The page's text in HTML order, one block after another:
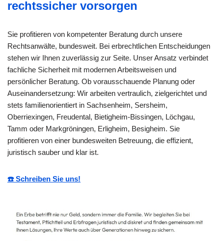
rechtssicher vorsorgen
Sie profitieren von kompetenter Beratung durch unsere
Rechtsanwälte, bundesweit. Bei erbrechtlichen Entscheidungen
stehen wir Ihnen zuverlässig zur Seite. Unser Ansatz verbindet
fachliche Sicherheit mit modernen Arbeitsweisen und
persönlicher Beratung. Ob vorausschauende Planung oder
Auseinandersetzung: Wir arbeiten vertraulich, zielgerichtet und
stets familienorientiert in Sachsenheim, Sersheim,
Oberriexingen, Freudental, Bietigheim-Bissingen, Löchgau,
Tamm oder Markgröningen, Erligheim, Besigheim. Sie
profitieren von einer bundesweiten Betreuung, die effizient,
juristisch sauber und klar ist.
☎️ Schreiben Sie uns!